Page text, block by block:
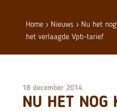
Home › Nieuws › Nu het
het verlaagde Vpb-tarief
18 december 2014
NU HET NOG